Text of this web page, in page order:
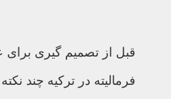
قبل از تصمیم گیری
فرمالیته در ترکیه چند